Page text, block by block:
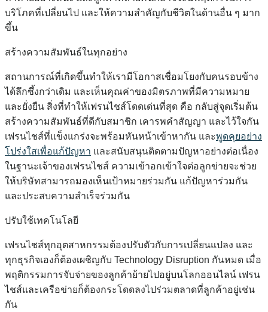
บริโภคที่เปลี่ยนไป และให้ความสำคัญกับชีวิตในด้านอื่น ๆ มาก
ขึ้น
สร้างความสัมพันธ์ในทุกอย่าง
สถานการณ์ที่เกิดขึ้นทำให้เรามีโอกาสเชื่อมโยงกับคนรอบข้าง
ได้ลึกซึ้งกว่าเดิม และเห็นคุณค่าของมิตรภาพที่มีความหมาย
และยั่งยืน สิ่งที่ทำให้เฟรนไชส์โดดเด่นที่สุด คือ กลับสู่จุดเริ่มต้น
สร้างความสัมพันธ์ที่ดีกับสมาชิก เคารพคำสัญญา และไว้ใจกัน
เฟรนไชส์ที่แข็งแกร่งจะพร้อมหันหน้าเข้าหากัน และพูดคุยอย่าง
โปร่งใสเพื่อแก้ปัญหา และสนับสนุนติดตามปัญหาอย่างต่อเนื่อง
ในฐานะเจ้าของเฟรนไชส์ ความเข้าอกเข้าใจต่อลูกข่ายจะช่วย
ให้บริษัทสามารถมองเห็นเป้าหมายร่วมกัน แก้ปัญหาร่วมกัน
และประสบความสำเร็จร่วมกัน
ปรับใช้เทคโนโลยี
เฟรนไชส์ทุกอุตสาหกรรมต้องปรับตัวกับการเปลี่ยนแปลง และ
ทุกธุรกิจเองก็ต้องเผชิญกับ Technology Disruption กันหมด เมื่อ
พฤติกรรมการจับจ่ายของลูกค้าย้ายไปอยู่บนโลกออนไลน์ เฟรน
ไชส์และเครือข่ายก็ต้องกระโดดลงไปร่วมตลาดที่ลูกค้าอยู่เช่น
กัน